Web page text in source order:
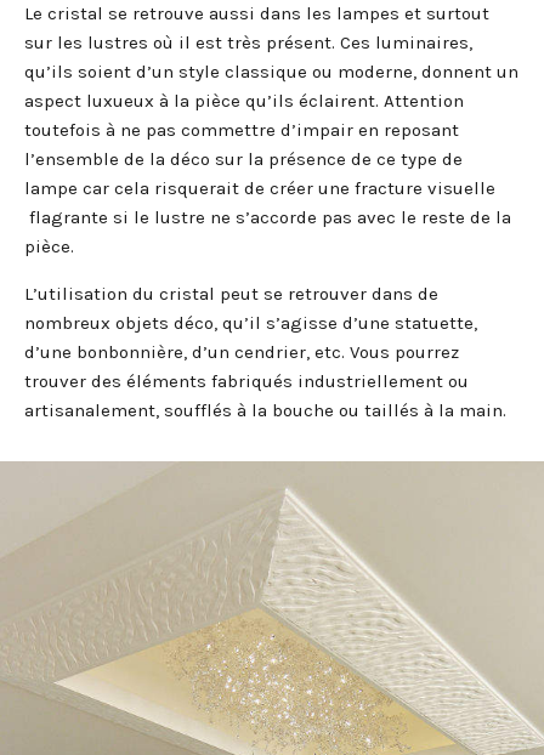
Le cristal se retrouve aussi dans les lampes et surtout
sur les lustres où il est très présent. Ces luminaires,
qu’ils soient d’un style classique ou moderne, donnent un
aspect luxueux à la pièce qu’ils éclairent. Attention
toutefois à ne pas commettre d’impair en reposant
l’ensemble de la déco sur la présence de ce type de
lampe car cela risquerait de créer une fracture visuelle
flagrante si le lustre ne s’accorde pas avec le reste de la
pièce.
L’utilisation du cristal peut se retrouver dans de
nombreux objets déco, qu’il s’agisse d’une statuette,
d’une bonbonnière, d’un cendrier, etc. Vous pourrez
trouver des éléments fabriqués industriellement ou
artisanalement, soufflés à la bouche ou taillés à la main.